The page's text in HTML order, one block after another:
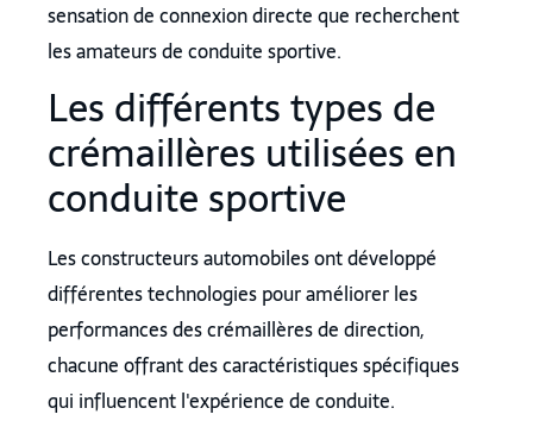
sensation de connexion directe que recherchent
les amateurs de conduite sportive.
Les différents types de
crémaillères utilisées en
conduite sportive
Les constructeurs automobiles ont développé
différentes technologies pour améliorer les
performances des crémaillères de direction,
chacune offrant des caractéristiques spécifiques
qui influencent l'expérience de conduite.